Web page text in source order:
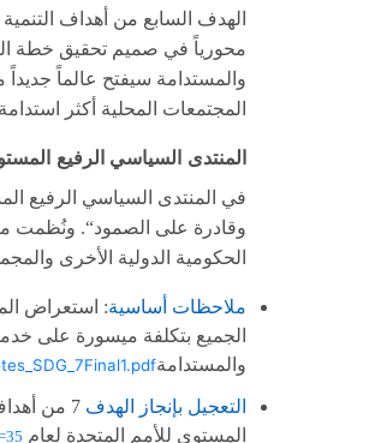
الهدف السابع من أهداف
محورياً في صميم تحقيق خطة
والمستدامة سيفتح عالماً
المجتمعات المحلية أكثر
المنتدى السياسي الرفيع
في المنتدى السياسي الرفيع
وقادرة على الصمود“. ونُظمت
الحكومية الدولية الأخرى
ملاحظات أساسية: استعراض
الجميع بتكلفة ميسورة على
والمستدامة
التعجيل بإنجاز الهدف 7 من
المستوى للأمم المتحدة لعام